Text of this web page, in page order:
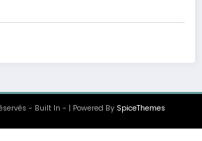
- Built In - | Powered By SpiceThemes